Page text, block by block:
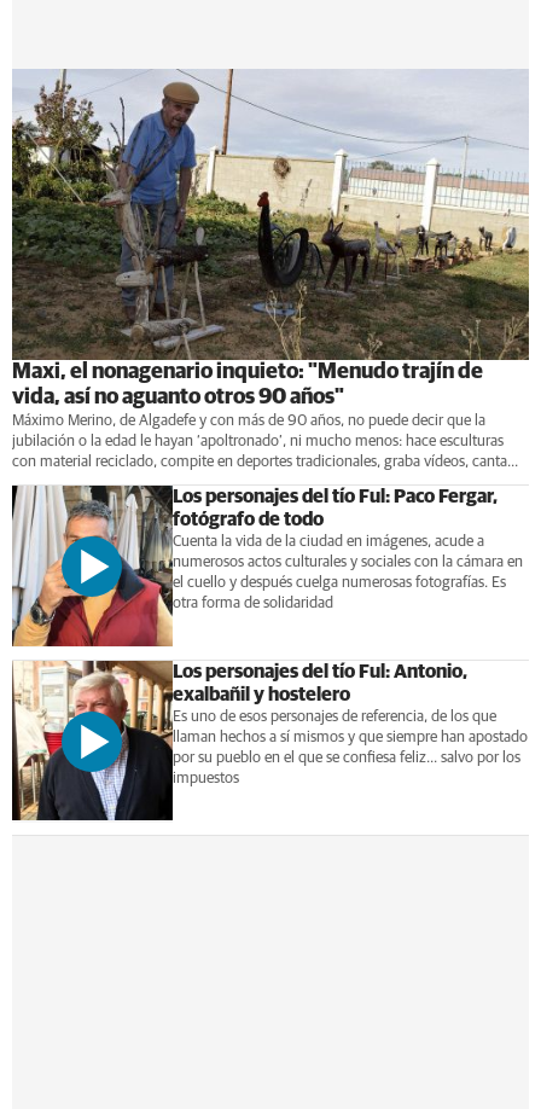
Maxi, el nonagenario inquieto: "Menudo trajín de
vida, así no aguanto otros 90 años"
Máximo Merino, de Algadefe y con más de 90 años, no puede decir que la
jubilación o la edad le hayan ‘apoltronado’, ni mucho menos: hace esculturas
con material reciclado, compite en deportes tradicionales, graba vídeos, canta...
Los personajes del tío Ful: Paco Fergar,
fotógrafo de todo
Cuenta la vida de la ciudad en imágenes, acude a
numerosos actos culturales y sociales con la cámara en
el cuello y después cuelga numerosas fotografías. Es
otra forma de solidaridad
Los personajes del tío Ful: Antonio,
exalbañil y hostelero
Es uno de esos personajes de referencia, de los que
llaman hechos a sí mismos y que siempre han apostado
por su pueblo en el que se confiesa feliz... salvo por los
impuestos